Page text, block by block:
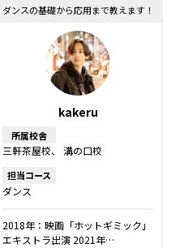
ダンスの基礎から応用まで教えます！
kakeru
所属校舎
三軒茶屋校 溝の口校
担当コース
ダンス
2018年：映画「ホットギミック」
エキストラ出演 2021年…